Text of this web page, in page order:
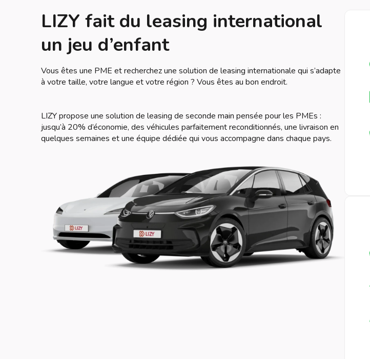
LIZY fait du leasing international
un jeu d’enfant
Vous êtes une PME et recherchez une solution de leasing internationale qui s’adapte
à votre taille, votre langue et votre région ? Vous êtes au bon endroit.
LIZY propose une solution de leasing de seconde main pensée pour les PMEs :
jusqu’à 20% d’économie, des véhicules parfaitement reconditionnés, une livraison en
quelques semaines et une équipe dédiée qui vous accompagne dans chaque pays.